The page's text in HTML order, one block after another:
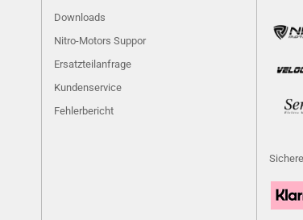
Downloads
Nitro-Motors Suppor
Ersatzteilanfrage
Kundenservice
Fehlerbericht